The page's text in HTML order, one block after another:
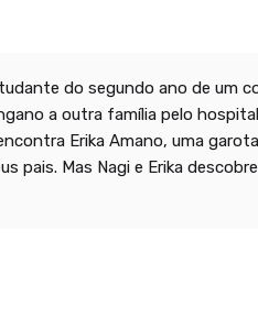
do segundo ano de um
a outra família pelo
Erika Amano, uma
pais. Mas Nagi e Erika